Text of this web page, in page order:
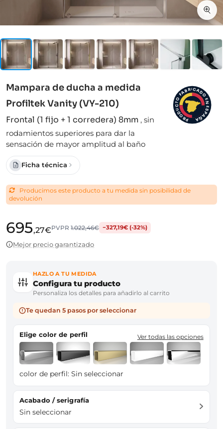
Mampara de ducha a medida
Profiltek Vanity (VY-210)
Frontal (1 fijo + 1 corredera) 8mm , sin
rodamientos superiores para dar la
sensación de mayor amplitud al baño
P
R
O
D
U
C
T
O
FABRICADO
E
N
E
S
P
A
Ñ
A
Ficha técnica
Producimos este producto a tu medida sin posibilidad de
devolución
695,27€PVPR1.022,46€ −327,19€ (-32%)
Mejor precio garantizado
HAZLO A TU MEDIDA
Configura tu producto
Personaliza los detalles para añadirlo al carrito
Te quedan 5 pasos por seleccionar
Elige color de perfil Ver todas las opciones
color de perfil: Sin seleccionar
Acabado / serigrafía
Sin seleccionar